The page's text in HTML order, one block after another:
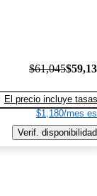
$61,045
El precio incluye tasas
$1,180/mes
Verif. disponibilidad